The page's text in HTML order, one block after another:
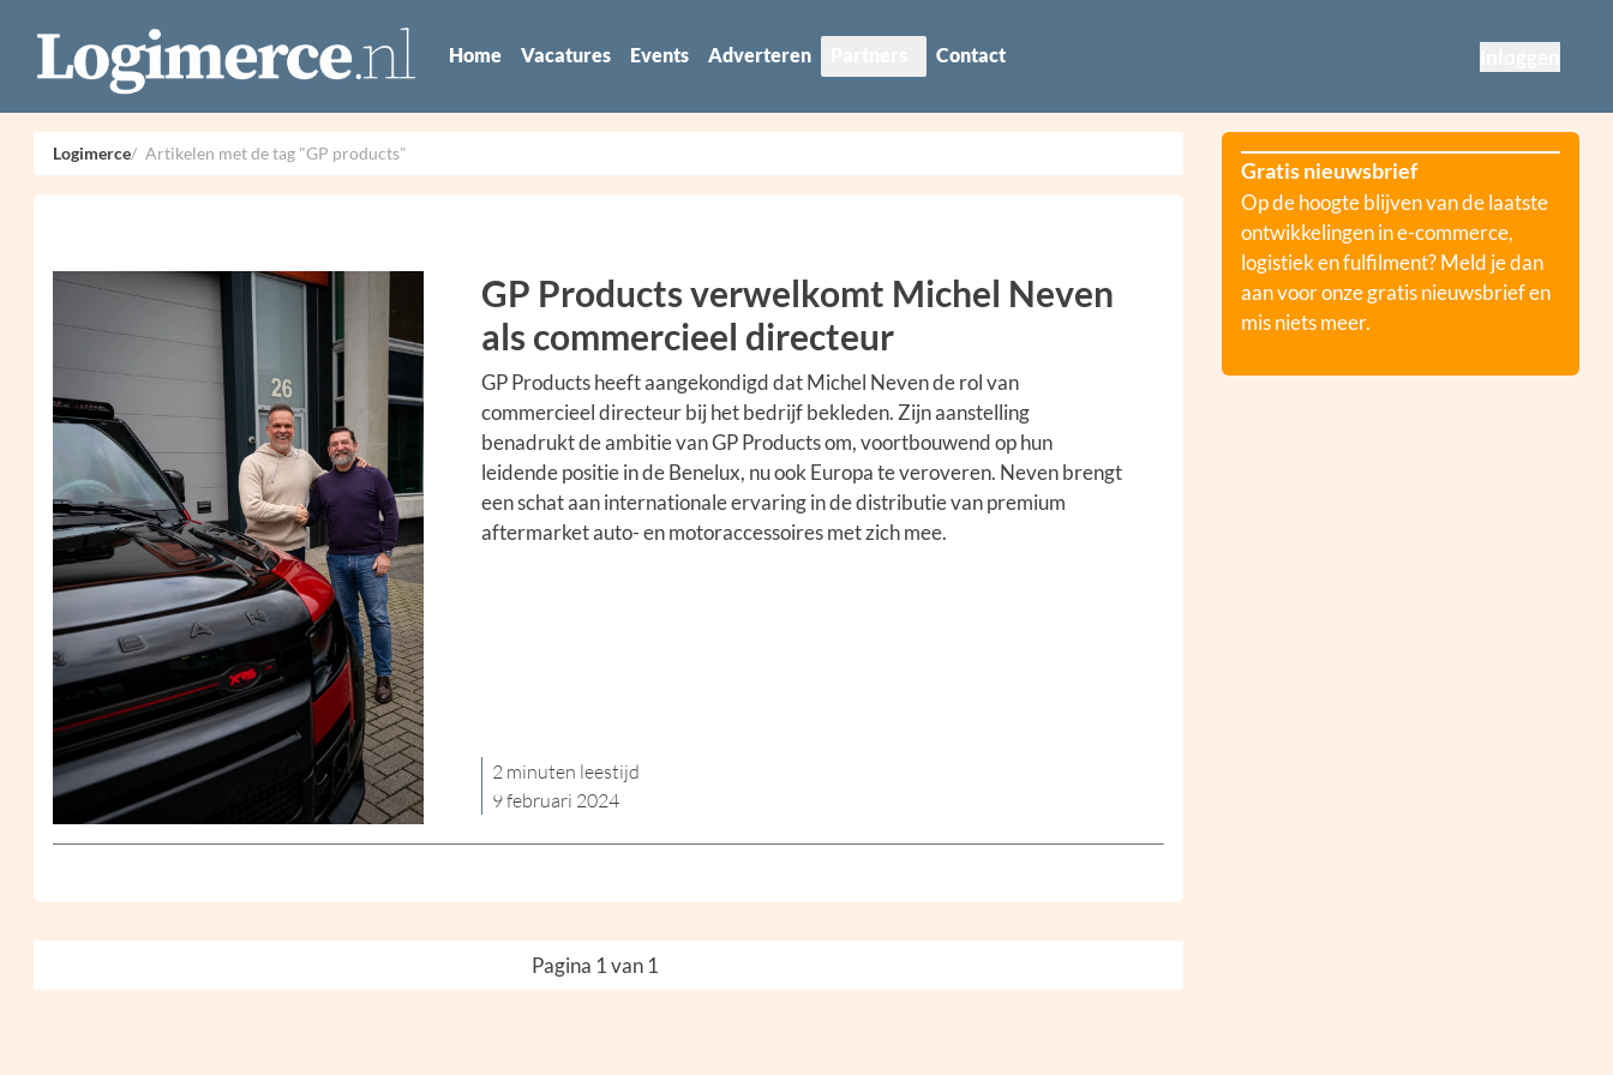
Home Vacatures Events Adverteren Contact
Logimerce Artikelen met de tag "GP products"
GP Products verwelkomt Michel Neven
als commercieel directeur
GP Products heeft aangekondigd dat Michel Neven de rol van
commercieel directeur bij het bedrijf bekleden. Zijn aanstelling
benadrukt de ambitie van GP Products om, voortbouwend op hun
leidende positie in de Benelux, nu ook Europa te veroveren. Neven brengt
een schat aan internationale ervaring in de distributie van premium
aftermarket auto- en motoraccessoires met zich mee.
2 minuten leestijd
9 februari 2024
Pagina 1 van 1
Gratis nieuwsbrief
Op de hoogte blijven van de laatste
ontwikkelingen in e-commerce,
logistiek en fulfilment? Meld je dan
aan voor onze gratis nieuwsbrief en
mis niets meer.